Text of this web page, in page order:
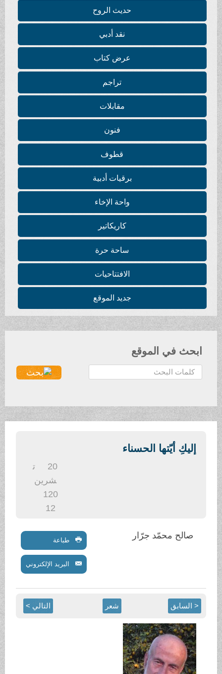
حديث الروح
نقد أدبي
عرض كتاب
تراجم
مقابلات
فنون
قطوف
برقيات أدبية
واحة الإخاء
كاريكاتير
ساحة حرة
الافتتاحيات
جديد الموقع
ابحث في الموقع
ح
ث
إليكِ أيّتها الحسناء
شرين
120
صالح محمّد جرّار طباعة
البريد الإلكتروني
< السابق شعر التالي >